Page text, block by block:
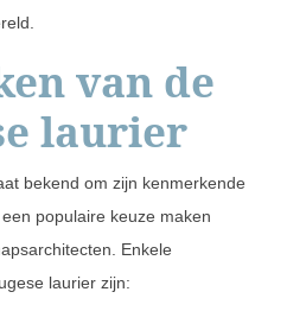
van de
laurier
bekend om zijn kenmerkende
populaire keuze maken
Enkele
laurier zijn: